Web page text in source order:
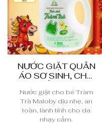
NƯỚC GIẶT QUẦN
ÁO SƠ SINH, CHO
Nước giặt cho bé Tràm
Trà Maloby dịu nhẹ, an
toàn, lành tính cho da
nhạy cảm.